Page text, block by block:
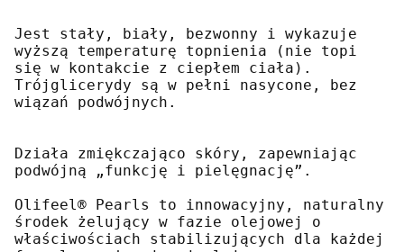
Jest stały, biały, bezwonny i wykazuje
wyższą temperaturę topnienia (nie topi
się w kontakcie z ciepłem ciała).
Trójglicerydy są w pełni nasycone, bez
wiązań podwójnych.
Działa zmiękczająco skóry, zapewniając
podwójną „funkcję i pielęgnację”.
Olifeel® Pearls to innowacyjny, naturalny
środek żelujący w fazie olejowej o
właściwościach stabilizujących dla każdej